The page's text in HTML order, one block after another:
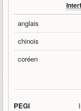
anglais
chinois
coréen
PEGI